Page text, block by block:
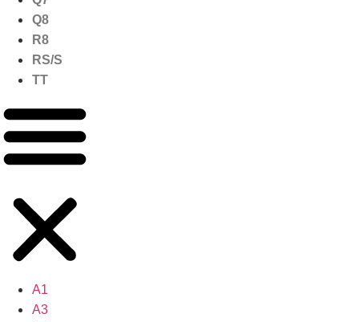
Q8
R8
RS/S
TT
A1
A3